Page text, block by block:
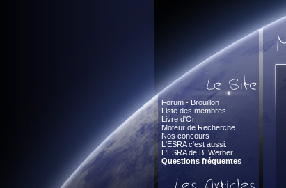
Forum - Brouillon
Liste des membres
Livre d'Or
Moteur de Recherche
Nos concours
L'ESRA c'est aussi...
L'ESRA de B. Werber
Questions fréquentes